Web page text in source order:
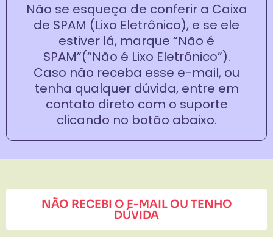
Não se esqueça de conferir a Caixa
de SPAM (Lixo Eletrônico), e se ele
estiver lá, marque “Não é
SPAM”(“Não é Lixo Eletrônico”).
Caso não receba esse e-mail, ou
tenha qualquer dúvida, entre em
contato direto com o suporte
clicando no botão abaixo.
NÃO RECEBI O E-MAIL OU TENHO
DÚVIDA